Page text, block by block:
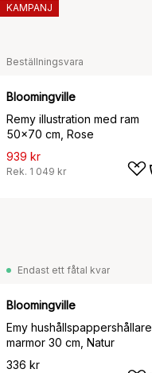
Beställningsvara
Bloomingville
Remy illustration med ram
50x70 cm, Rose
939 kr
Rek. 1 049 kr
KAMPANJ
Endast ett fåtal kvar
Bloomingville
Emy hushållspappershållare
marmor 30 cm, Natur
336 kr